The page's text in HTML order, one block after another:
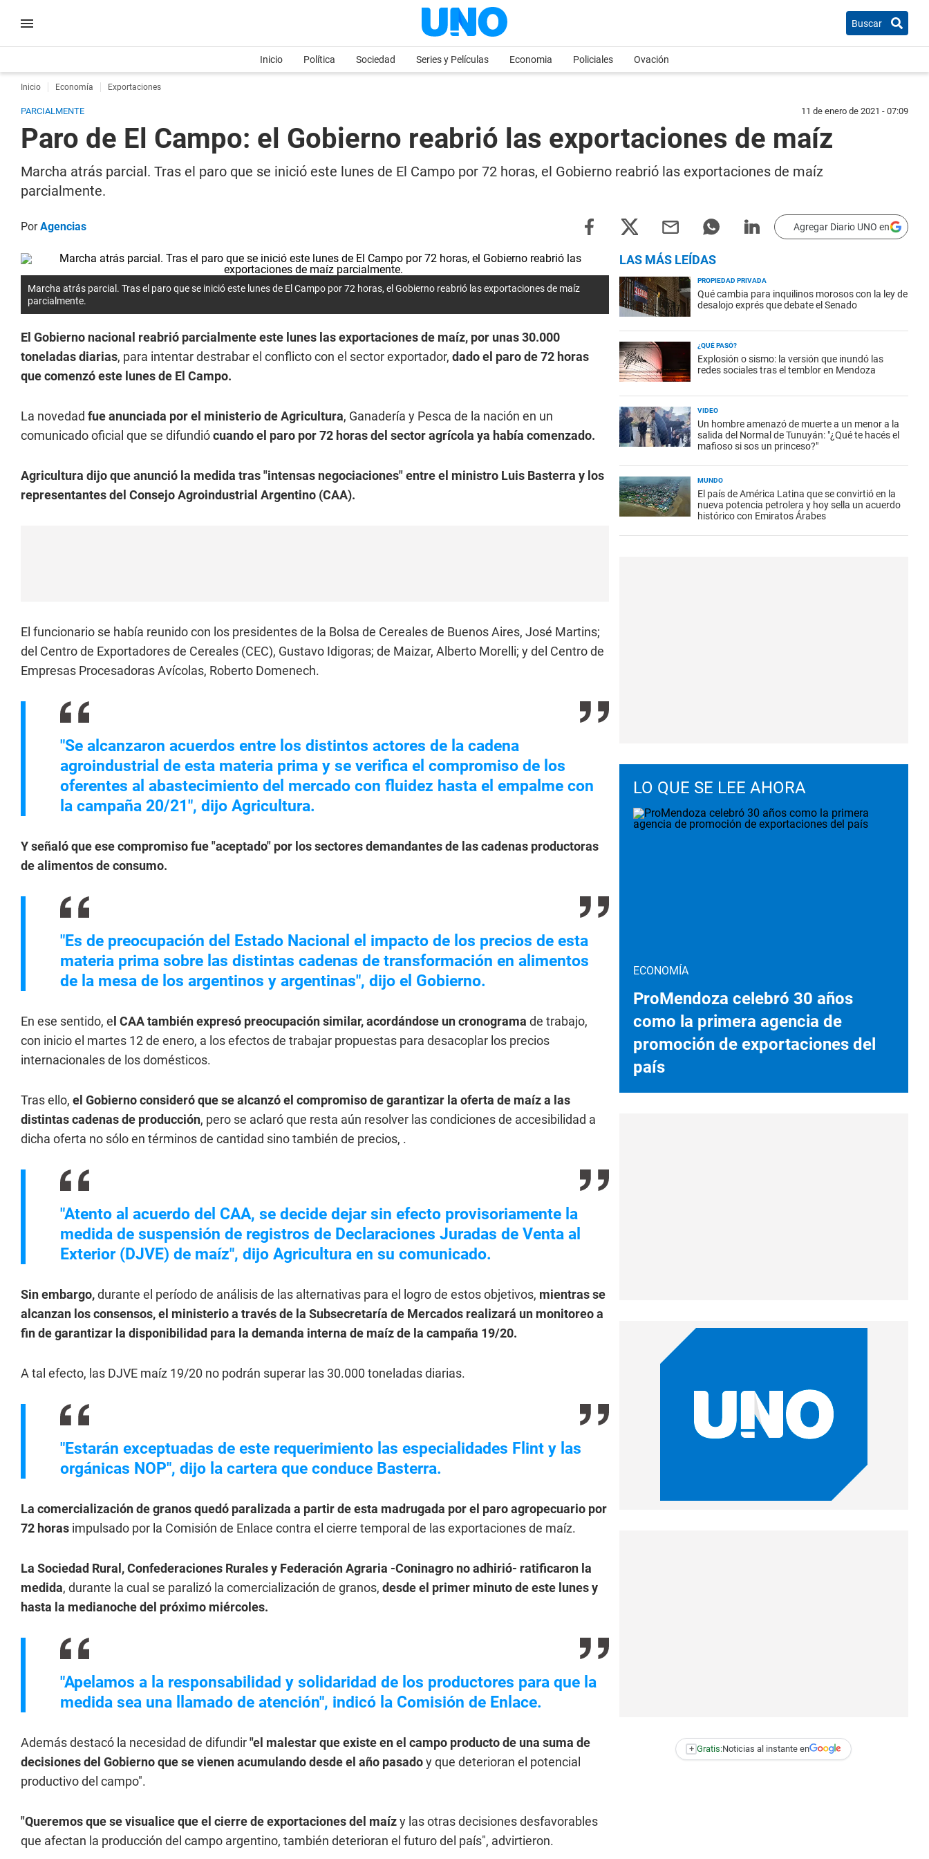
Buscar
Inicio Política Sociedad Series y Películas Economia Policiales Ovación
Inicio Economía Exportaciones
PARCIALMENTE 11 de enero de 2021 - 07:09
Paro de El Campo: el Gobierno reabrió las exportaciones de maíz
Marcha atrás parcial. Tras el paro que se inició este lunes de El Campo por 72 horas, el Gobierno reabrió las exportaciones de maíz
parcialmente.
PorAgencias Agregar Diario UNO en
Marcha atrás parcial. Tras el paro que se inició este lunes de El Campo por 72 horas, el Gobierno reabrió las exportaciones de maíz
parcialmente.
El Gobierno nacional reabrió parcialmente este lunes las exportaciones de maíz, por unas 30.000
toneladas diarias, para intentar destrabar el conflicto con el sector exportador, dado el paro de 72 horas
que comenzó este lunes de El Campo.
La novedad fue anunciada por el ministerio de Agricultura, Ganadería y Pesca de la nación en un
comunicado oficial que se difundiócuando el paro por 72 horas del sector agrícola ya había comenzado.
Agricultura dijo que anunció la medida tras "intensas negociaciones" entre el ministro Luis Basterra y los
representantes del Consejo Agroindustrial Argentino (CAA).
El funcionario se había reunido con los presidentes de la Bolsa de Cereales de Buenos Aires, José Martins;
del Centro de Exportadores de Cereales (CEC), Gustavo Idigoras; de Maizar, Alberto Morelli; y del Centro de
Empresas Procesadoras Avícolas, Roberto Domenech.
"Se alcanzaron acuerdos entre los distintos actores de la cadena
agroindustrial de esta materia prima y se verifica el compromiso de los
oferentes al abastecimiento del mercado con fluidez hasta el empalme con
la campaña 20/21", dijo Agricultura.
Y señaló que ese compromiso fue "aceptado" por los sectores demandantes de las cadenas productoras
de alimentos de consumo.
"Es de preocupación del Estado Nacional el impacto de los precios de esta
materia prima sobre las distintas cadenas de transformación en alimentos
de la mesa de los argentinos y argentinas", dijo el Gobierno.
En ese sentido, e l CAA también expresó preocupación similar, acordándose un cronograma de trabajo,
con inicio el martes 12 de enero, a los efectos de trabajar propuestas para desacoplar los precios
internacionales de los domésticos.
Tras ello, el Gobierno consideró que se alcanzó el compromiso de garantizar la oferta de maíz a las
distintas cadenas de producción, pero se aclaró que resta aún resolver las condiciones de accesibilidad a
dicha oferta no sólo en términos de cantidad sino también de precios, .
"Atento al acuerdo del CAA, se decide dejar sin efecto provisoriamente la
medida de suspensión de registros de Declaraciones Juradas de Venta al
Exterior (DJVE) de maíz", dijo Agricultura en su comunicado.
Sin embargo,durante el período de análisis de las alternativas para el logro de estos objetivos, mientras se
alcanzan los consensos, el ministerio a través de la Subsecretaría de Mercados realizará un monitoreo a
fin de garantizar la disponibilidad para la demanda interna de maíz de la campaña 19/20.
A tal efecto, las DJVE maíz 19/20 no podrán superar las 30.000 toneladas diarias.
"Estarán exceptuadas de este requerimiento las especialidades Flint y las
orgánicas NOP", dijo la cartera que conduce Basterra.
La comercialización de granos quedó paralizada a partir de esta madrugada por el paro agropecuario por
72 horas impulsado por la Comisión de Enlace contra el cierre temporal de las exportaciones de maíz.
La Sociedad Rural, Confederaciones Rurales y Federación Agraria -Coninagro no adhirió- ratificaron la
medida, durante la cual se paralizó la comercialización de granos, desde el primer minuto de este lunes y
hasta la medianoche del próximo miércoles.
"Apelamos a la responsabilidad y solidaridad de los productores para que la
medida sea una llamado de atención", indicó la Comisión de Enlace.
Además destacó la necesidad de difundir"el malestar que existe en el campo producto de una suma de
decisiones del Gobierno que se vienen acumulando desde el año pasadoy que deterioran el potencial
productivo del campo".
"Queremos que se visualice que el cierre de exportaciones del maízy las otras decisiones desfavorables
que afectan la producción del campo argentino, también deterioran el futuro del país", advirtieron.
LAS MÁS LEÍDAS
PROPIEDAD PRIVADA
Qué cambia para inquilinos morosos con la ley de
desalojo exprés que debate el Senado
¿QUÉ PASÓ?
Explosión o sismo: la versión que inundó las
redes sociales tras el temblor en Mendoza
VIDEO
Un hombre amenazó de muerte a un menor a la
salida del Normal de Tunuyán: "¿Qué te hacés el
mafioso si sos un princeso?"
MUNDO
El país de América Latina que se convirtió en la
nueva potencia petrolera y hoy sella un acuerdo
histórico con Emiratos Árabes
LO QUE SE LEE AHORA
ECONOMÍA
ProMendoza celebró 30 años
como la primera agencia de
promoción de exportaciones del
país
+ Gratis:Noticias al instante en